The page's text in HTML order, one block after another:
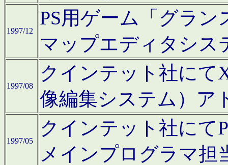
1997/12
PS用ゲーム「グラン
マップエディタシス
1997/08
クインテット社にて
像編集システム）ア
1997/05
クインテット社にて
メインプログラマ担